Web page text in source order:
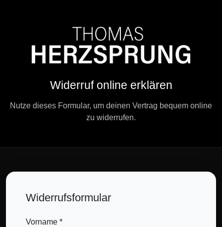
Widerruf online erklären
Nutze dieses Formular, um deinen Vertrag bequem online
zu widerrufen.
Widerrufsformular
Vorname *